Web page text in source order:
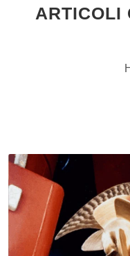
ARTICOLI